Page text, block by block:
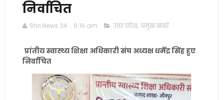
निर्वाचित
Shri News 24 6:16 am उत्तर प्रदेश, प्रमुख खबरें
प्रांतीय स्वास्थ्य शिक्षा अधिकारी संघ अध्यक्ष धर्मेंद्र सिंह हुए
निर्वाचित